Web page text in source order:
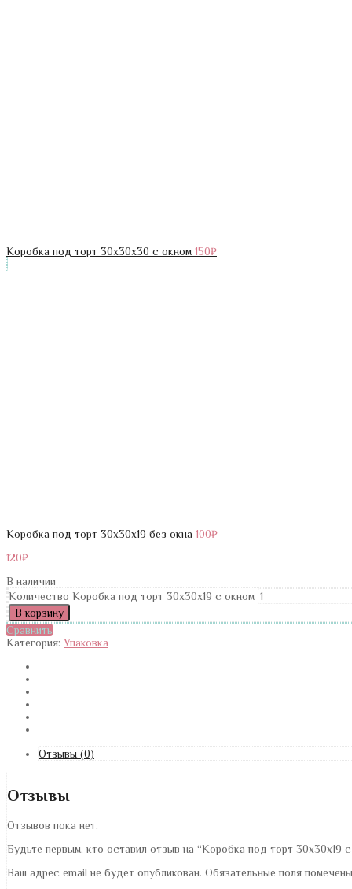
Коробка под торт 30х30х30 с окном 150₽
Коробка под торт 30х30х19 без окна 100₽
120₽
В наличии
Количество Коробка под торт 30х30х19 с окном
В корзину
Сравнить
Категория: Упаковка
Отзывы (0)
Отзывы
Отзывов пока нет.
Будьте первым, кто оставил отзыв на “Коробка под торт 30х30х19
Ваш адрес email не будет опубликован. Обязательные поля